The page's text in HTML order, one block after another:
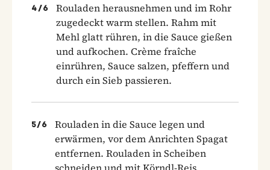
4 /6
Rouladen herausnehmen und im Rohr
zugedeckt warm stellen. Rahm mit
Mehl glatt rühren, in die Sauce gießen
und aufkochen. Crème fraîche
einrühren, Sauce salzen, pfeffern und
durch ein Sieb passieren.
5/6
Rouladen in die Sauce legen und
erwärmen, vor dem Anrichten Spagat
entfernen. Rouladen in Scheiben